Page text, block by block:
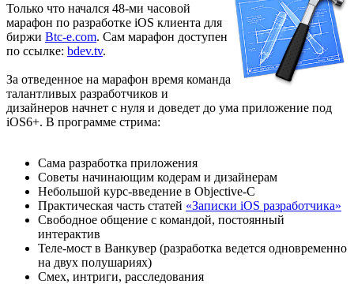
Только что начался 48-ми часовой
марафон по разработке iOS клиента для
биржи Btc-e.com. Сам марафон доступен
по ссылке: bdev.tv.
За отведенное на марафон время команда
талантливых разработчиков и
дизайнеров начнет с нуля и доведет до ума приложение под
iOS6+. В программе стрима:
Сама разработка приложения
Советы начинающим кодерам и дизайнерам
Небольшой курс-введение в Objective-C
Практическая часть статей «Записки iOS разработчика»
Свободное общение с командой, постоянный
интерактив
Теле-мост в Ванкувер (разработка ведется одновременно
на двух полушариях)
Смех, интриги, расследования